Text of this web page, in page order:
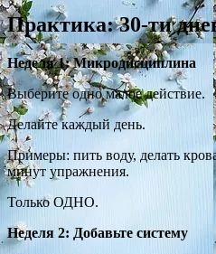
Практика: 30-ти
Неделя 1: Микродисциплина
Выберите одно малое действие.
Делайте каждый день.
Примеры: пить воду, делать
минут упражнения.
Только ОДНО.
Неделя 2: Добавьте систему